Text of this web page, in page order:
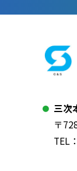
三次
〒
TEL：